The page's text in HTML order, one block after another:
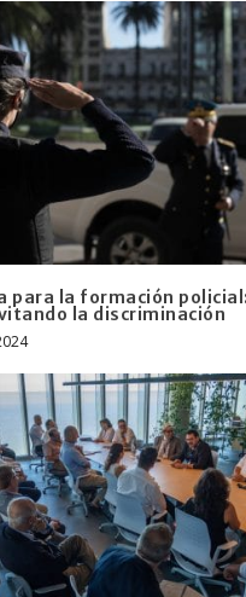
para la formación
la discriminación